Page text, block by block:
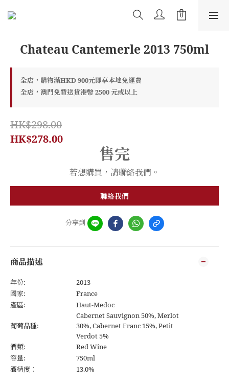
Chateau Cantemerle 2013 750ml
全店，購物滿HKD 900元即享本地免運費
全店，澳門免費送貨港幣 2500 元或以上
HK$298.00
HK$278.00
售完
若想購買，請聯絡我們。
聯絡我們
分享到
商品描述
年份:
2013
國家:
France
產區:
Haut-Medoc
葡萄品種:
Cabernet Sauvignon 50%, Merlot
30%, Cabernet Franc 15%, Petit
Verdot 5%
酒類:
Red Wine
容量:
750ml
酒精度：
13.0%